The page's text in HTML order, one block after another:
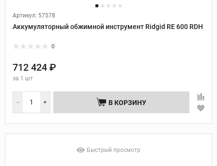
Артикул: 57578
Аккумуляторный обжимной инструмент Ridgid RE 600 RDH
0
712 424 ₽
за 1 шт
В КОРЗИНУ
Быстрый просмотр